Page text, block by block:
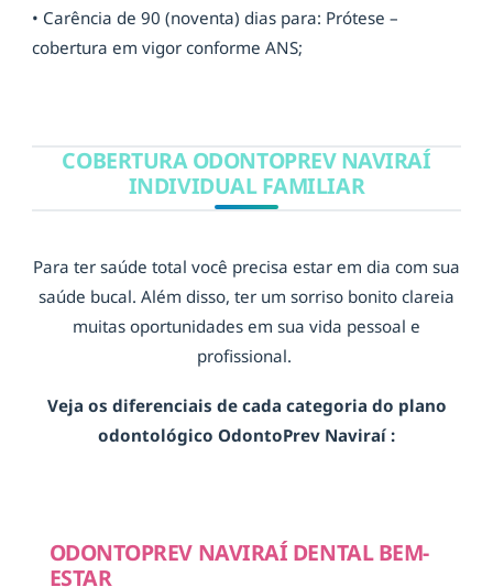
• Carência de 90 (noventa) dias para: Prótese –
cobertura em vigor conforme ANS;
COBERTURA ODONTOPREV NAVIRAÍ
INDIVIDUAL FAMILIAR
Para ter saúde total você precisa estar em dia com sua
saúde bucal. Além disso, ter um sorriso bonito clareia
muitas oportunidades em sua vida pessoal e
profissional.
Veja os diferenciais de cada categoria do plano
odontológico OdontoPrev Naviraí :
ODONTOPREV NAVIRAÍ DENTAL BEM-
ESTAR